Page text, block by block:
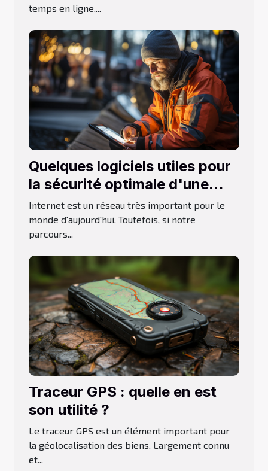
temps en ligne,...
Quelques logiciels utiles pour
la sécurité optimale d'une
navigation
Internet est un réseau très important pour le
monde d'aujourd'hui. Toutefois, si notre
parcours...
Traceur GPS : quelle en est
son utilité ?
Le traceur GPS est un élément important pour
la géolocalisation des biens. Largement connu
et...